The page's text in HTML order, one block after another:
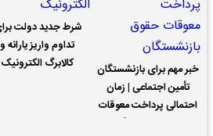
خبر مهم برای بازنشستگان
تأمین اجتماعی | زمان
احتمالی پرداخت معوقات
شرط جدید دولت
تداوم واریز یارانه و
کالابرگ الکترونیک